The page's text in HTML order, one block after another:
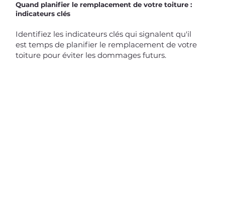
Quand planifier le remplacement de votre toiture :
indicateurs clés
Identifiez les indicateurs clés qui signalent qu'il
est temps de planifier le remplacement de votre
toiture pour éviter les dommages futurs.